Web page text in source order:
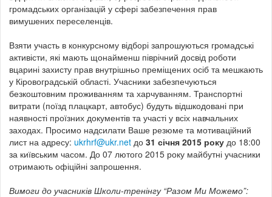
громадських організацій у сфері забезпечення прав
вимушених переселенців.
Взяти участь в конкурсному відборі запрошуються громадські
активісти, які мають щонайменш піврічний досвід роботи
вцарині захисту прав внутрішньо преміщених осіб та мешкають
у Кіровоградській області. Учасники забезпечуються
безкоштовним проживанням та харчуванням. Транспортні
витрати (поїзд плацкарт, автобус) будуть відшкодовані при
наявності проїзних документів та участі у всіх навчальних
заходах. Просимо надсилати Ваше резюме та мотиваційний
лист на адресу: ukrhrf@ukr.net до 31 січня 2015 року до 18:00
за київським часом. До 07 лютого 2015 року майбутні учасники
отримають офіційні запрошення.
Вимоги до учасників Школи-тренінгу “Разом Ми Можемо”: